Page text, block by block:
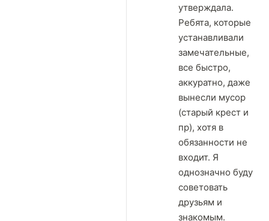
утверждала.
Ребята, которые
устанавливали
замечательные,
все быстро,
аккуратно, даже
вынесли мусор
(старый крест и
пр), хотя в
обязанности не
входит. Я
однозначно буду
советовать
друзьям и
знакомым.